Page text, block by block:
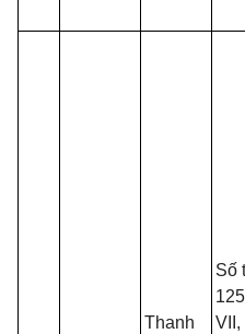
Thanh
Số
VII,